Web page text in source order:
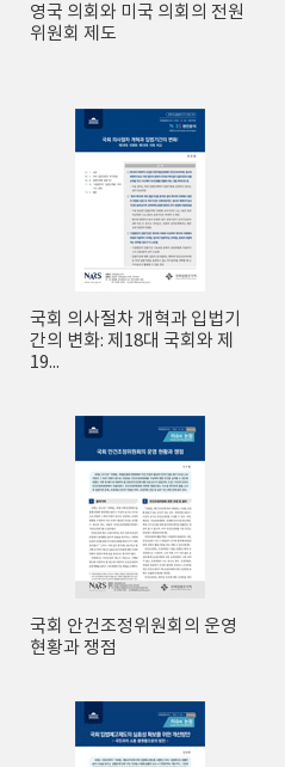
영국 의회와 미국 의회의 전원
위원회 제도
국회 의사절차 개혁과 입법기
간의 변화: 제18대 국회와 제
19...
국회 안건조정위원회의 운영
현황과 쟁점